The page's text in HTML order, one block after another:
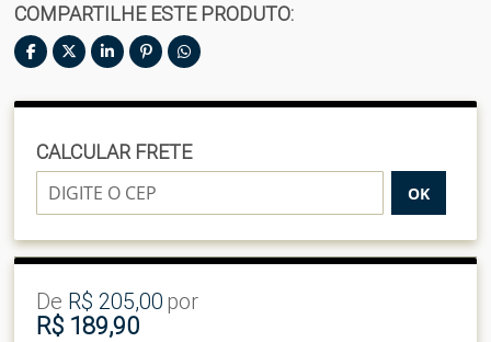
COMPARTILHE ESTE PRODUTO:
CALCULAR FRETE
OK
De R$ 205,00 por
R$ 189,90